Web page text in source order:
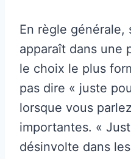
En règle générale,
apparaît dans une
le choix le plus
pas dire « juste
lorsque vous
importantes. «
désinvolte dans